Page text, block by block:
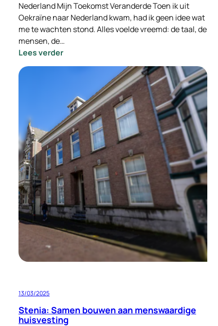
Nederland Mijn Toekomst Veranderde Toen ik uit
Oekraïne naar Nederland kwam, had ik geen idee wat
me te wachten stond. Alles voelde vreemd: de taal, de
mensen, de…
Lees verder:
Hoe
Nederland
Mijn
Toekomst
Veranderde
13/03/2025
Stenia: Samen bouwen aan menswaardige
huisvesting